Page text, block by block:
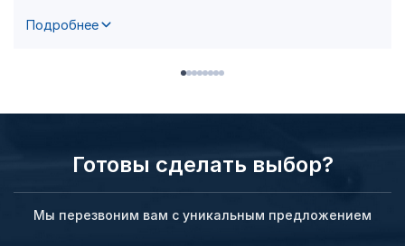
Подробнее
Готовы сделать выбор?
Мы перезвоним вам с уникальным предложением